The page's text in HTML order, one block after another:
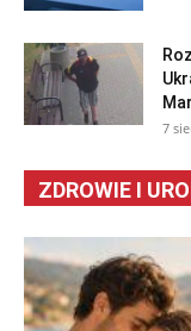
7
ZDROWIE I